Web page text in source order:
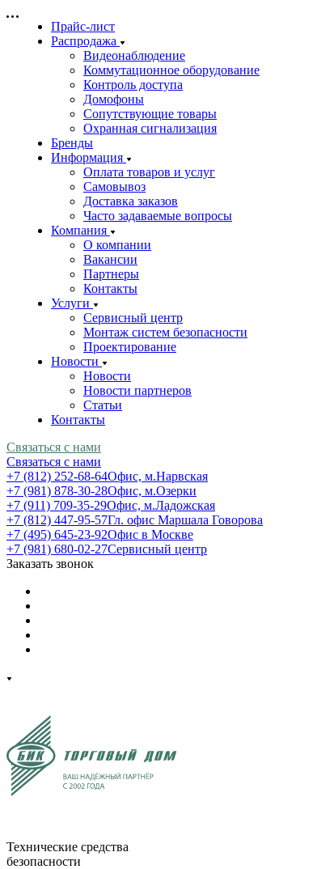
Прайс-лист
Распродажа
Видеонаблюдение
Коммутационное оборудование
Контроль доступа
Домофоны
Сопутствующие товары
Охранная сигнализация
Бренды
Информация
Оплата товаров и услуг
Самовывоз
Доставка заказов
Часто задаваемые вопросы
Компания
О компании
Вакансии
Партнеры
Контакты
Услуги
Сервисный центр
Монтаж систем безопасности
Проектирование
Новости
Новости
Новости партнеров
Статьи
Контакты
Связаться с нами
Связаться с нами
+7 (812) 252-68-64Офис, м.Нарвская
+7 (981) 878-30-28Офис, м.Озерки
+7 (911) 709-35-29Офис, м.Ладожская
+7 (812) 447-95-57Гл. офис Маршала Говорова
+7 (495) 645-23-92Офис в Москве
+7 (981) 680-02-27Сервисный центр
Заказать звонок
Технические средства
безопасности